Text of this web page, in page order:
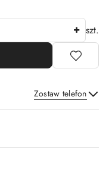
szt.
Zostaw telefon